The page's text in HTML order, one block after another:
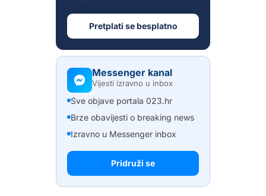
Pretplati se besplatno
Messenger kanal
Vijesti izravno u inbox
Sve objave portala 023.hr
Brze obavijesti o breaking news
Izravno u Messenger inbox
Pridruži se